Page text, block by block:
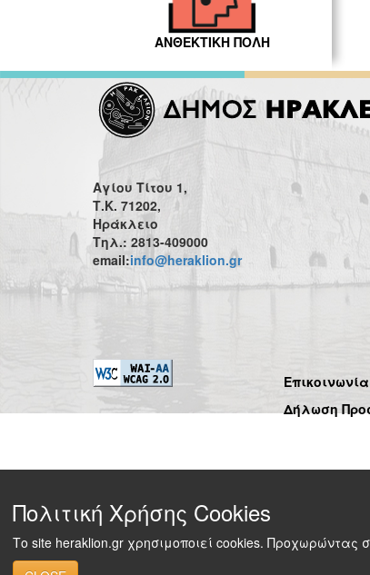
ΑΝΘΕΚΤΙΚΗ ΠΟΛΗ
Αγίου Τίτου 1,
Τ.Κ. 71202,
Ηράκλειο
Τηλ.: 2813-409000
email:info@heraklion.gr
Επικοινωνία
Δήλωση
Πολιτική Χρήσης Cookies
Το site heraklion.gr χρησιμοποιεί cookies. Προχωρώντας